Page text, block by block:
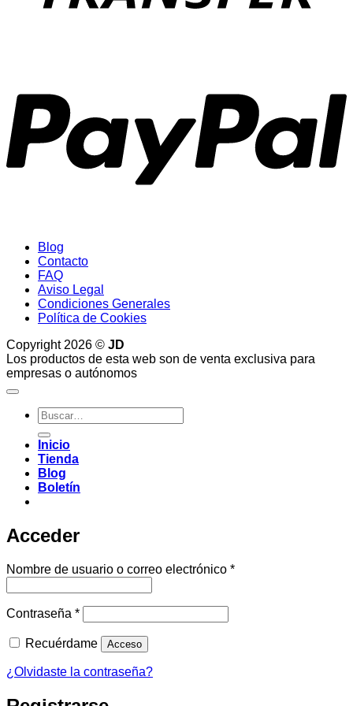
Blog
Contacto
FAQ
Aviso Legal
Condiciones Generales
Política de Cookies
Copyright 2026 © JD
Los productos de esta web son de venta exclusiva para
empresas o autónomos
Buscar
por:
Inicio
Tienda
Blog
Boletín
Acceder
Nombre de usuario o correo electrónico *Obligatorio
Contraseña *Obligatorio
Recuérdame Acceso
¿Olvidaste la contraseña?